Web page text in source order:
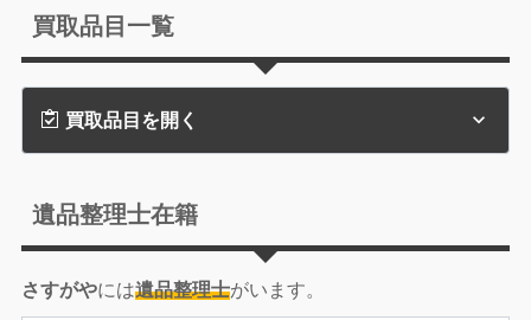
買取品目一覧
買取品目を開く
遺品整理士在籍
さすがやには遺品整理士がいます。